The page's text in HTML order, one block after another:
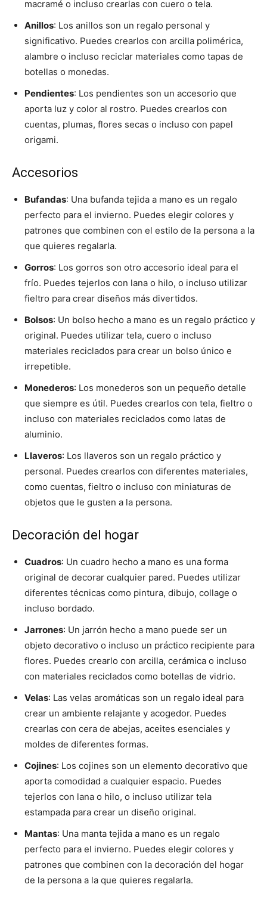
macramé o incluso crearlas con cuero o tela.
Anillos: Los anillos son un regalo personal y
significativo. Puedes crearlos con arcilla polimérica,
alambre o incluso reciclar materiales como tapas de
botellas o monedas.
Pendientes: Los pendientes son un accesorio que
aporta luz y color al rostro. Puedes crearlos con
cuentas, plumas, flores secas o incluso con papel
origami.
Accesorios
Bufandas: Una bufanda tejida a mano es un regalo
perfecto para el invierno. Puedes elegir colores y
patrones que combinen con el estilo de la persona a la
que quieres regalarla.
Gorros: Los gorros son otro accesorio ideal para el
frío. Puedes tejerlos con lana o hilo, o incluso utilizar
fieltro para crear diseños más divertidos.
Bolsos: Un bolso hecho a mano es un regalo práctico y
original. Puedes utilizar tela, cuero o incluso
materiales reciclados para crear un bolso único e
irrepetible.
Monederos: Los monederos son un pequeño detalle
que siempre es útil. Puedes crearlos con tela, fieltro o
incluso con materiales reciclados como latas de
aluminio.
Llaveros: Los llaveros son un regalo práctico y
personal. Puedes crearlos con diferentes materiales,
como cuentas, fieltro o incluso con miniaturas de
objetos que le gusten a la persona.
Decoración del hogar
Cuadros: Un cuadro hecho a mano es una forma
original de decorar cualquier pared. Puedes utilizar
diferentes técnicas como pintura, dibujo, collage o
incluso bordado.
Jarrones: Un jarrón hecho a mano puede ser un
objeto decorativo o incluso un práctico recipiente para
flores. Puedes crearlo con arcilla, cerámica o incluso
con materiales reciclados como botellas de vidrio.
Velas: Las velas aromáticas son un regalo ideal para
crear un ambiente relajante y acogedor. Puedes
crearlas con cera de abejas, aceites esenciales y
moldes de diferentes formas.
Cojines: Los cojines son un elemento decorativo que
aporta comodidad a cualquier espacio. Puedes
tejerlos con lana o hilo, o incluso utilizar tela
estampada para crear un diseño original.
Mantas: Una manta tejida a mano es un regalo
perfecto para el invierno. Puedes elegir colores y
patrones que combinen con la decoración del hogar
de la persona a la que quieres regalarla.